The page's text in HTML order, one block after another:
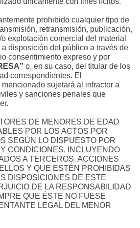
prohibido cualquier tipo de
retransmisión, publicación,
explotación comercial del material
disposición del público a través de
consentimiento expreso y por
o, en su caso, del titular de los
correspondientes. El
sujetará al infractor a
y sanciones penales que
DE MENORES DE EDAD
POR LOS ACTOS POR
SEGÚN LO DISPUESTO POR
CONDICIONES, INCLUYENDO
A TERCEROS, ACCIONES
Y QUE ESTÉN PROHIBIDAS
DISPOSICIONES DE ESTE
DE LA RESPONSABILIDAD
QUE ÉSTE NO FUESE
LEGAL DEL MENOR